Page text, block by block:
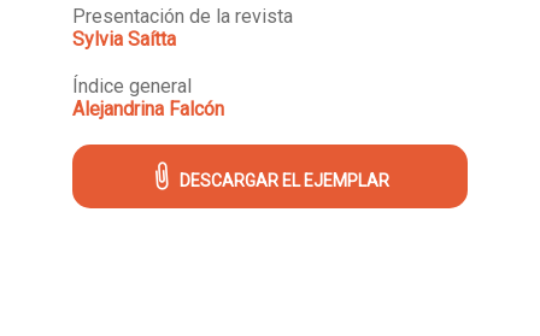
Presentación de la revista
Sylvia Saítta
Índice general
Alejandrina Falcón
DESCARGAR EL EJEMPLAR